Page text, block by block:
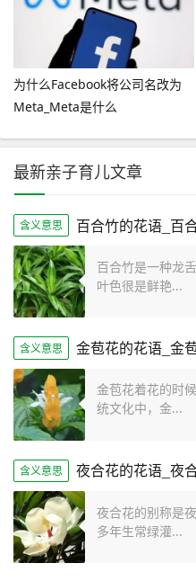
为什么Facebook将公司名改为
Meta_Meta是什么
最新亲子育儿文章
含义意思 百合竹的花语_百
百合竹是一种龙
叶色很是鲜艳...
含义意思 金苞花的花语_金
金苞花着花的时
统文化中，金...
含义意思 夜合花的花语_夜
夜合花的别称是
多年生常绿灌...